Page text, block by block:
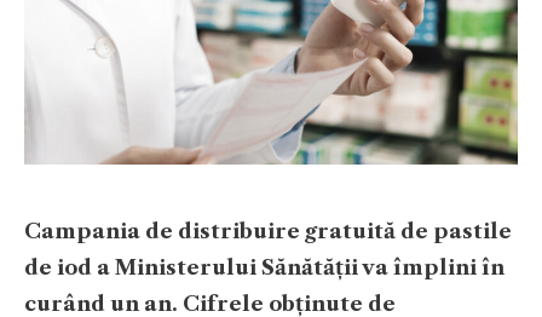
​Campania de distribuire gratuită de pastile
de iod a Ministerului Sănătății va împlini în
curând un an. Cifrele obținute de